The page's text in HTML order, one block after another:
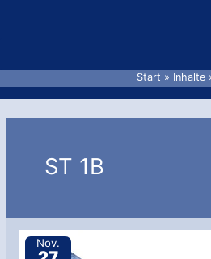
Start Inhalte
ST 1B
Nov.